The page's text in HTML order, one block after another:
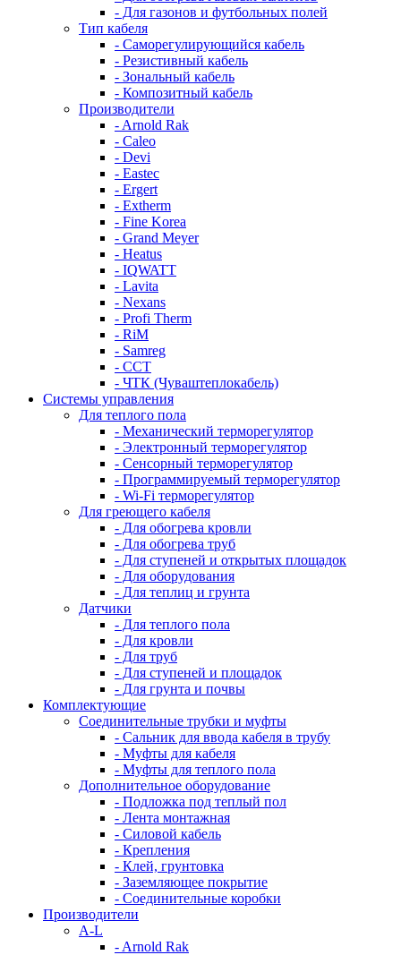
- Для газонов и футбольных полей
Тип кабеля
- Саморегулирующийся кабель
- Резистивный кабель
- Зональный кабель
- Композитный кабель
Производители
- Arnold Rak
- Caleo
- Devi
- Eastec
- Ergert
- Extherm
- Fine Korea
- Grand Meyer
- Heatus
- IQWATT
- Lavita
- Nexans
- Profi Therm
- RiM
- Samreg
- ССТ
- ЧТК (Чуваштеплокабель)
Системы управления
Для теплого пола
- Механический терморегулятор
- Электронный терморегулятор
- Сенсорный терморегулятор
- Программируемый терморегулятор
- Wi-Fi терморегулятор
Для греющего кабеля
- Для обогрева кровли
- Для обогрева труб
- Для ступеней и открытых площадок
- Для оборудования
- Для теплиц и грунта
Датчики
- Для теплого пола
- Для кровли
- Для труб
- Для ступеней и площадок
- Для грунта и почвы
Комплектующие
Соединительные трубки и муфты
- Сальник для ввода кабеля в трубу
- Муфты для кабеля
- Муфты для теплого пола
Дополнительное оборудование
- Подложка под теплый пол
- Лента монтажная
- Силовой кабель
- Крепления
- Клей, грунтовка
- Заземляющее покрытие
- Соединительные коробки
Производители
A-L
- Arnold Rak